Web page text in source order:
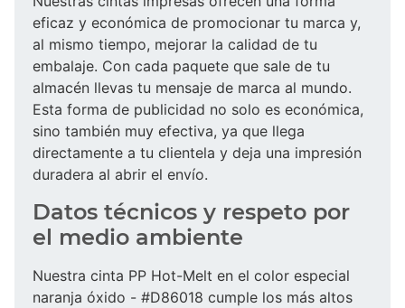
eficaz y económica de promocionar tu marca y,
al mismo tiempo, mejorar la calidad de tu
embalaje. Con cada paquete que sale de tu
almacén llevas tu mensaje de marca al mundo.
Esta forma de publicidad no solo es económica,
sino también muy efectiva, ya que llega
directamente a tu clientela y deja una impresión
duradera al abrir el envío.
Datos técnicos y respeto por
el medio ambiente
Nuestra cinta PP Hot-Melt en el color especial
naranja óxido - #D86018 cumple los más altos